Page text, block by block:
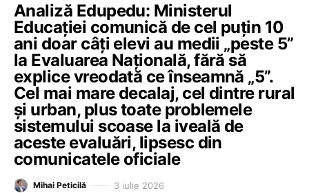
Analiză Edupedu: Ministerul
Educației comunică de cel puțin 10
ani doar câți elevi au medii „peste 5”
la Evaluarea Națională, fără să
explice vreodată ce înseamnă „5”.
Cel mai mare decalaj, cel dintre rural
și urban, plus toate problemele
sistemului scoase la iveală de
aceste evaluări, lipsesc din
comunicatele oficiale
Mihai Peticilă 3 iulie 2026